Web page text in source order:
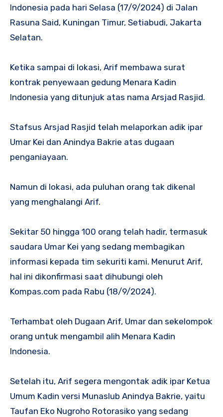
Indonesia pada hari Selasa (17/9/2024) di Jalan
Rasuna Said, Kuningan Timur, Setiabudi, Jakarta
Selatan.
Ketika sampai di lokasi, Arif membawa surat
kontrak penyewaan gedung Menara Kadin
Indonesia yang ditunjuk atas nama Arsjad Rasjid.
Stafsus Arsjad Rasjid telah melaporkan adik ipar
Umar Kei dan Anindya Bakrie atas dugaan
penganiayaan.
Namun di lokasi, ada puluhan orang tak dikenal
yang menghalangi Arif.
Sekitar 50 hingga 100 orang telah hadir, termasuk
saudara Umar Kei yang sedang membagikan
informasi kepada tim sekuriti kami. Menurut Arif,
hal ini dikonfirmasi saat dihubungi oleh
Kompas.com pada Rabu (18/9/2024).
Terhambat oleh Dugaan Arif, Umar dan sekelompok
orang untuk mengambil alih Menara Kadin
Indonesia.
Setelah itu, Arif segera mengontak adik ipar Ketua
Umum Kadin versi Munaslub Anindya Bakrie, yaitu
Taufan Eko Nugroho Rotorasiko yang sedang